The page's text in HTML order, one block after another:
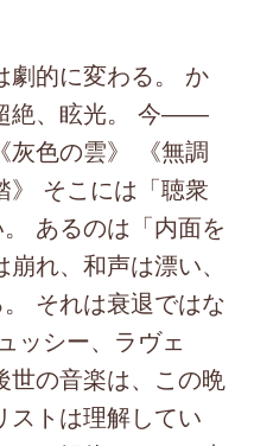
的に変わる。 か
絶、眩光。 今――
灰色の雲》 《無調
》 そこには「聴衆
あるのは「内面を
れ、和声は漂い、
それは衰退ではな
ッシー、ラヴェ
世の音楽は、この晩
ストは理解してい